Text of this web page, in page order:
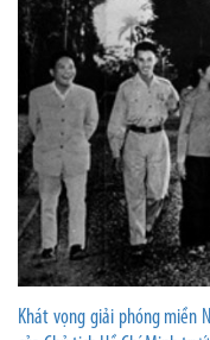
Khát vọng giải phóng miền